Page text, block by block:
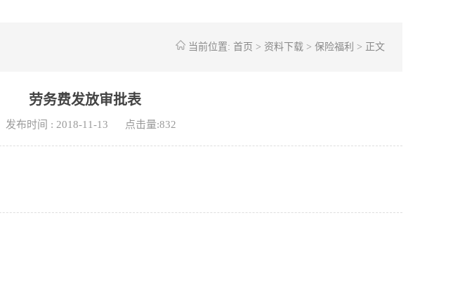
当前位置: 首页 > 资料下载 > 保险福利 > 正文
劳务费发放审批表
发布时间 : 2018-11-13 点击量:832